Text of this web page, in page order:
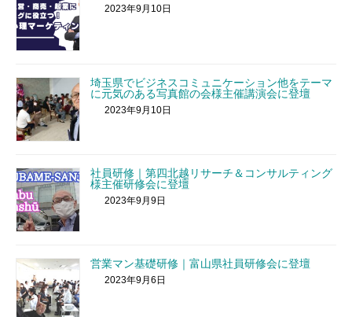
2023年9月10日
埼玉県でビジネスコミュニケーション他をテーマ
に元気のある写真館の会様主催講演会に登壇
2023年9月10日
社員研修｜第四北越リサーチ＆コンサルティング
様主催研修会に登壇
2023年9月9日
営業マン基礎研修｜富山県社員研修会に登壇
2023年9月6日